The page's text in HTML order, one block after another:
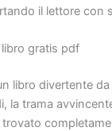
il lettore con
gratis pdf
libro divertente
la trama